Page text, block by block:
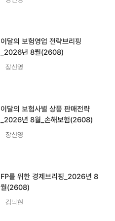
이달의 보험영업 전략브리핑
_2026년 8월(2608)
장신영
이달의 보험사별 상품 판매전략
_2026년 8월_손해보험(2608)
장신영
FP를 위한 경제브리핑_2026년 8
월(2608)
김낙현